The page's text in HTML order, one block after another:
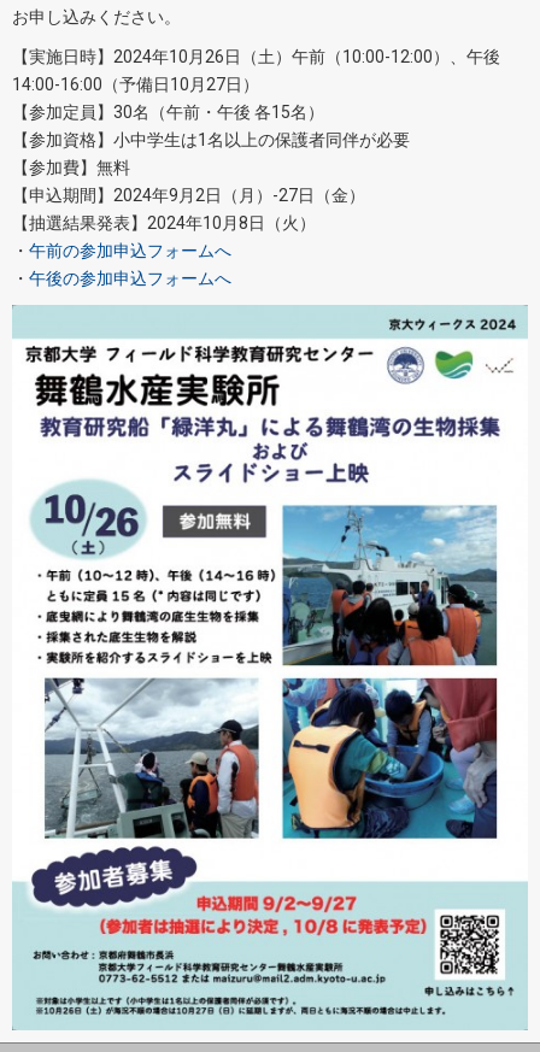
お申し込みください。
【実施日時】2024年10月26日（土）午前（10:00-12:00）、午後
14:00-16:00（予備日10月27日）
【参加定員】30名（午前・午後 各15名）
【参加資格】小中学生は1名以上の保護者同伴が必要
【参加費】無料
【申込期間】2024年9月2日（月）-27日（金）
【抽選結果発表】2024年10月8日（火）
・ 午前の参加申込フォームへ
・ 午後の参加申込フォームへ